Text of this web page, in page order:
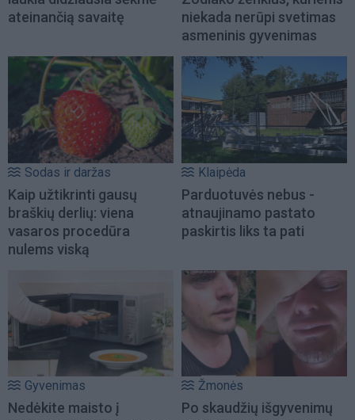
ateinančią savaitę
niekada nerūpi svetimas
asmeninis gyvenimas
Sodas ir daržas
Kaip užtikrinti gausų
braškių derlių: viena
vasaros procedūra
nulems viską
Klaipėda
Parduotuvės nebus -
atnaujinamo pastato
paskirtis liks ta pati
Gyvenimas
Nedėkite maisto į
Žmonės
Po skaudžių išgyvenimų